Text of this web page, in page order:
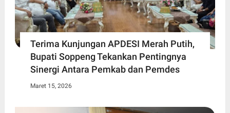
Terima Kunjungan APDESI Merah Putih,
Bupati Soppeng Tekankan Pentingnya
Sinergi Antara Pemkab dan Pemdes
Maret 15, 2026